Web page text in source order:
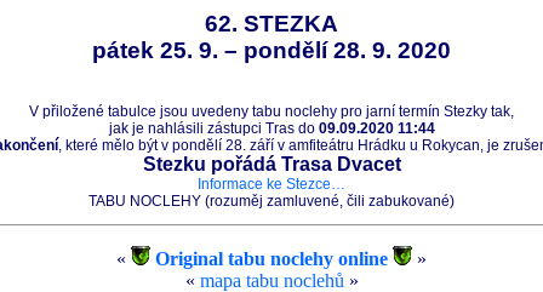
62. STEZKA
pátek 25. 9. – pondělí 28. 9. 2020
V přiložené tabulce jsou uvedeny tabu noclehy pro jarní termín Stezky tak,
jak je nahlásili zástupci Tras do 09.09.2020 11:44
, které mělo být v pondělí 28. září v amfiteátru Hrádku u Rokycan, je
Stezku pořádá Trasa Dvacet
Informace ke Stezce…
TABU NOCLEHY (rozuměj zamluvené, čili zabukované)
« Original tabu noclehy online
»
« mapa tabu noclehů»